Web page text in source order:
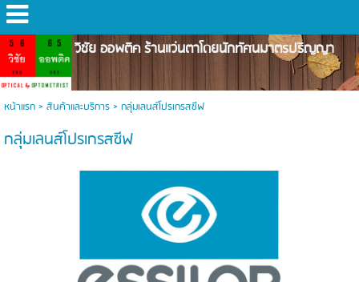
วิชัย ออพติค ร้านแว่นตาโดยนักทัศนมาตรปริญญา
หน้าแรก> สินค้าและบริการ> กลุ่มเลนส์โปรเกรสซีฟ
กลุ่มเลนส์โปรเกรสซีฟ